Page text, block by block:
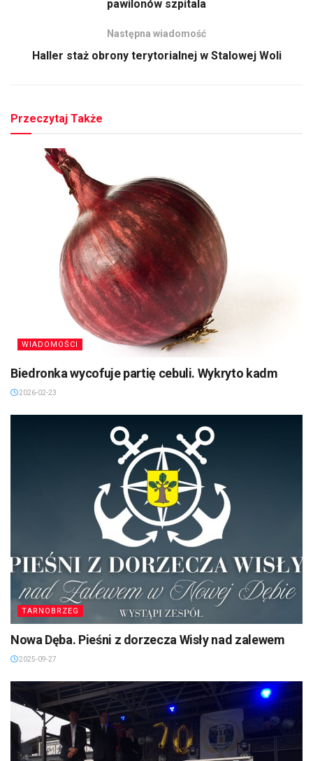
pawilonów szpitala
Następna wiadomość
Haller staż obrony terytorialnej w Stalowej Woli
Przeczytaj Także
WIADOMOŚCI
Biedronka wycofuje partię cebuli. Wykryto kadm
2026-02-23
TARNOBRZEG
Nowa Dęba. Pieśni z dorzecza Wisły nad zalewem
2025-09-27